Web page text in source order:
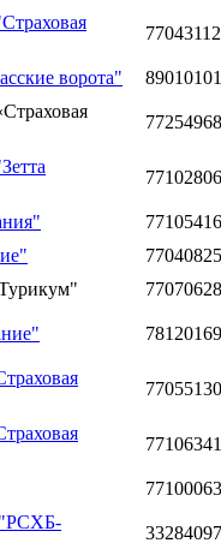
ворота"
"РСХБ-